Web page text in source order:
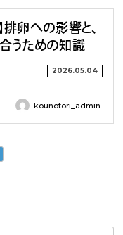
排卵への影響と、
うための知識
2026.05.04
kounotori_admin